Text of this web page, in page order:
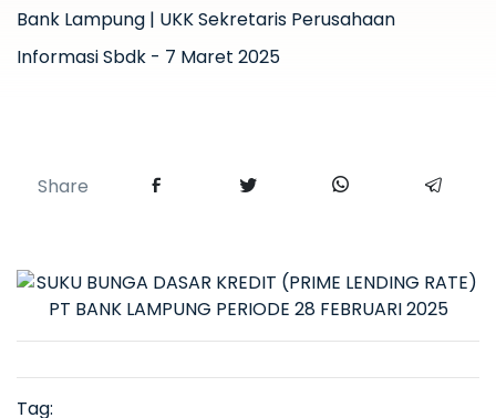
Bank Lampung | UKK Sekretaris Perusahaan
Informasi Sbdk - 7 Maret 2025
Share
Tag: